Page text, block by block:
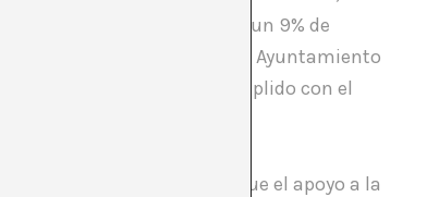
un 6% de funcionamiento y un 9% de
En todos los consorcios, el Ayuntamiento
F. Miró). Hemos cumplido con el
absolutos.
pero puedo decir que el apoyo a la